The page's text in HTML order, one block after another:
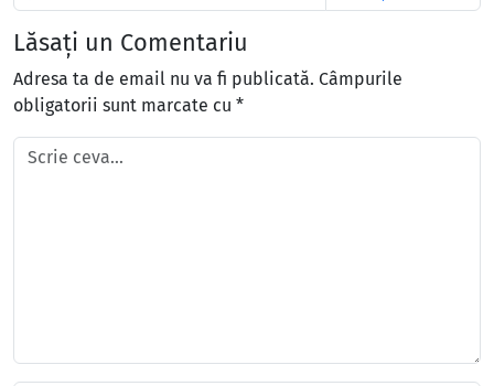
Lăsați un Comentariu
Adresa ta de email nu va fi publicată. Câmpurile
obligatorii sunt marcate cu *